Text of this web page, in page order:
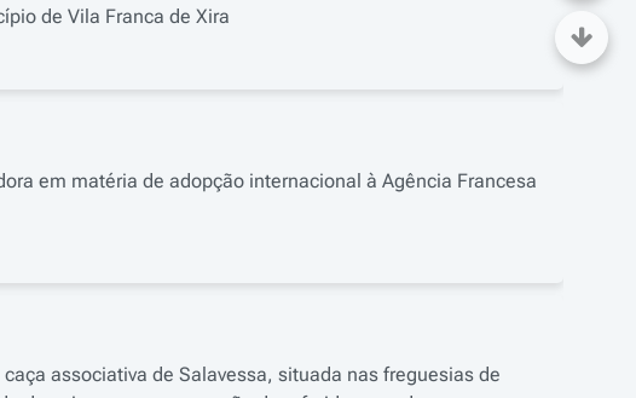
de Vila Franca de Xira
em matéria de adopção internacional à Agência Francesa
associativa de Salavessa, situada nas freguesias de